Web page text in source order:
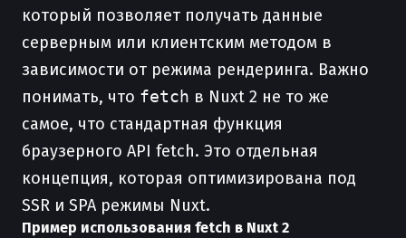
который позволяет получать данные
серверным или клиентским методом в
зависимости от режима рендеринга. Важно
понимать, что fetch в Nuxt 2 не то же
самое, что стандартная функция
браузерного API fetch. Это отдельная
концепция, которая оптимизирована под
SSR и SPA режимы Nuxt.
Пример использования fetch в Nuxt 2